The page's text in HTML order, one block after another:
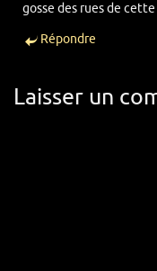
gosse des rues de
Répondre
Laisser un